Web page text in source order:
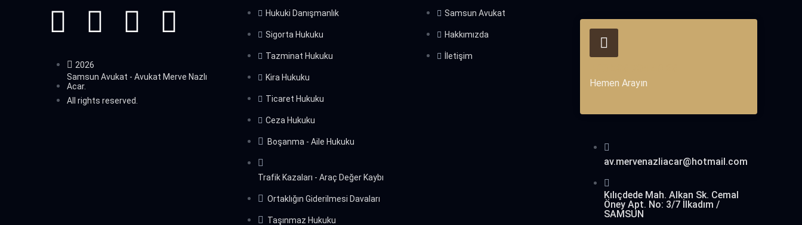
2026
Samsun Avukat - Avukat Merve Nazlı
Acar.
All rights reserved.
Hukuki Danışmanlık
Sigorta Hukuku
Tazminat Hukuku
Kira Hukuku
Ticaret Hukuku
Ceza Hukuku
Boşanma - Aile Hukuku
Trafik Kazaları - Araç Değer Kaybı
Ortaklığın Giderilmesi Davaları
Taşınmaz Hukuku
Samsun Avukat
Hakkımızda
İletişim
Hemen Arayın
av.mervenazliacar@hotmail.com
Kılıçdede Mah. Alkan Sk. Cemal
Öney Apt. No: 3/7 İlkadım /
SAMSUN